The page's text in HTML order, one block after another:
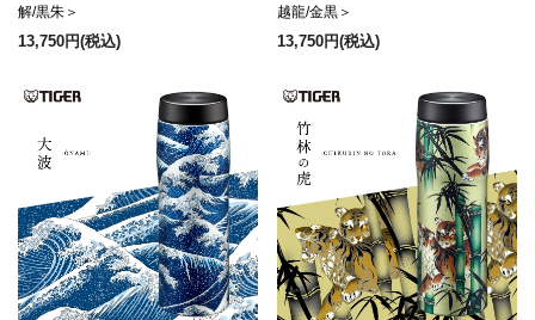
解/黒朱＞
13,750円(税込)
越龍/金黒＞
13,750円(税込)